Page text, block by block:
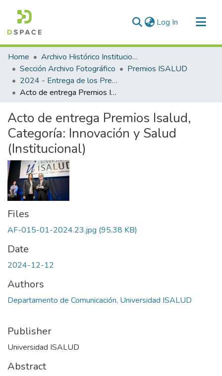
Log In (current)
Communities & Collections
All of DSpace
Statistics
Home
Archivo Histórico Institucional
Sección Archivo Fotográfico
Premios ISALUD
2024 - Entrega de los Premios ISALUD
Acto de entrega Premios Isalud, Categoría: Innovación y Salud (Institucional)
Acto de entrega Premios Isalud,
Categoría: Innovación y Salud
(Institucional)
Files
AF-015-01-2024.23.jpg (95.38 KB)
Date
2024-12-12
Authors
Departamento de Comunicación, Universidad ISALUD
Publisher
Universidad ISALUD
Abstract